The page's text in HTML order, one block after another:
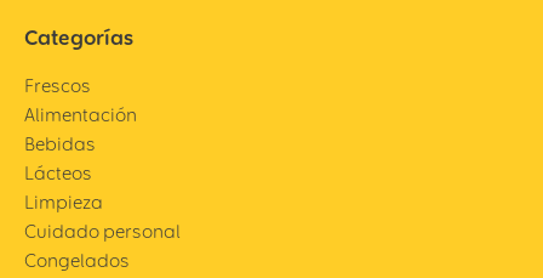
Categorías
Frescos
Alimentación
Bebidas
Lácteos
Limpieza
Cuidado personal
Congelados